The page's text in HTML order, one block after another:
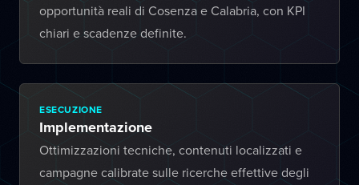
opportunità reali di Cosenza e Calabria, con KPI
chiari e scadenze definite.
ESECUZIONE
Implementazione
Ottimizzazioni tecniche, contenuti localizzati e
campagne calibrate sulle ricerche effettive degli